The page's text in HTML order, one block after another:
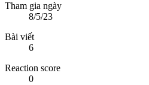
Tham gia ngày
8/5/23
Bài viết
6
Reaction score
0